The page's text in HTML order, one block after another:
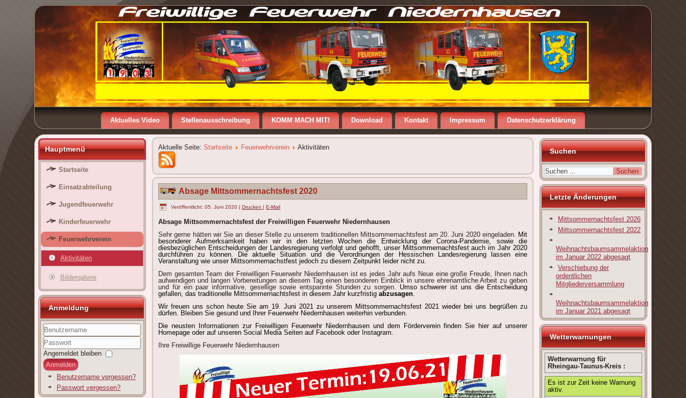
Aktuelles Video Stellenausschreibung KOMM MACH MIT! Download Kontakt Impressum Datenschutzerklärung
Hauptmenü
Startseite
Einsatzabteilung
Jugendfeuerwehr
Kinderfeuerwehr
Feuerwehrverein
Aktivitäten
Bildergalerie
Anmeldung
Benutzername
Passwort
Angemeldet bleiben
Anmelden
Benutzername vergessen?
Passwort vergessen?
Aktuelle Seite:Startseite Feuerwehrverein Aktivitäten
Absage Mittsommernachtsfest 2020
Veröffentlicht: 05. Juni 2020 |Drucken|E-Mail
Absage Mittsommernachtsfest der Freiwilligen Feuerwehr Niedernhausen
Sehr gerne hätten wir Sie an dieser Stelle zu unserem traditionellen Mittsommernachtsfest am 20. Juni 2020 eingeladen. Mit
besonderer Aufmerksamkeit haben wir in den letzten Wochen die Entwicklung der Corona-Pandemie, sowie die
diesbezüglichen Entscheidungen der Landesregierung verfolgt und gehofft, unser Mittsommernachtsfest auch im Jahr 2020
durchführen zu können. Die aktuelle Situation und die Verordnungen der Hessischen Landesregierung lassen eine
Veranstaltung wie unser Mittsommernachstfest jedoch zu diesem Zeitpunkt leider nicht zu.
Dem gesamten Team der Freiwilligen Feuerwehr Niedernhausen ist es jedes Jahr aufs Neue eine große Freude, Ihnen nach
aufwendigen und langen Vorbereitungen an diesem Tag einen besonderen Einblick in unsere ehrenamtliche Arbeit zu geben
und für ein paar informative, gesellige sowie entspannte Stunden zu sorgen. Umso schwerer ist uns die Entscheidung
gefallen, das traditionelle Mittsommernachtsfest in diesem Jahr kurzfristigabzusagen.
Wir freuen uns schon heute Sie am 19. Juni 2021 zu unserem Mittsommernachtsfest 2021 wieder bei uns begrüßen zu
dürfen. Bleiben Sie gesund und Ihrer Feuerwehr Niedernhausen weiterhin verbunden.
Die neusten Informationen zur Freiwilligen Feuerwehr Niedernhausen und dem Förderverein finden Sie hier auf unserer
Homepageoder auf unseren Social Media Seiten auf Facebook oder Instagram.
Ihre Freiwillige Feuerwehr Niedernhausen
Suchen
Letzte Änderungen
Mittsommernachtsfest 2026
Mittsommernachtsfest 2022
Weihnachtsbaumsammelaktion
im Januar 2022 abgesagt
Verschiebung der
ordentlichen
Mitgliederversammlung
Weihnachtsbaumsammelaktion
im Januar 2021 abgesagt
Wetterwarnungen
Wetterwarnung für
Rheingau-Taunus-Kreis :
Es ist zur Zeit keine Warnung
aktiv.